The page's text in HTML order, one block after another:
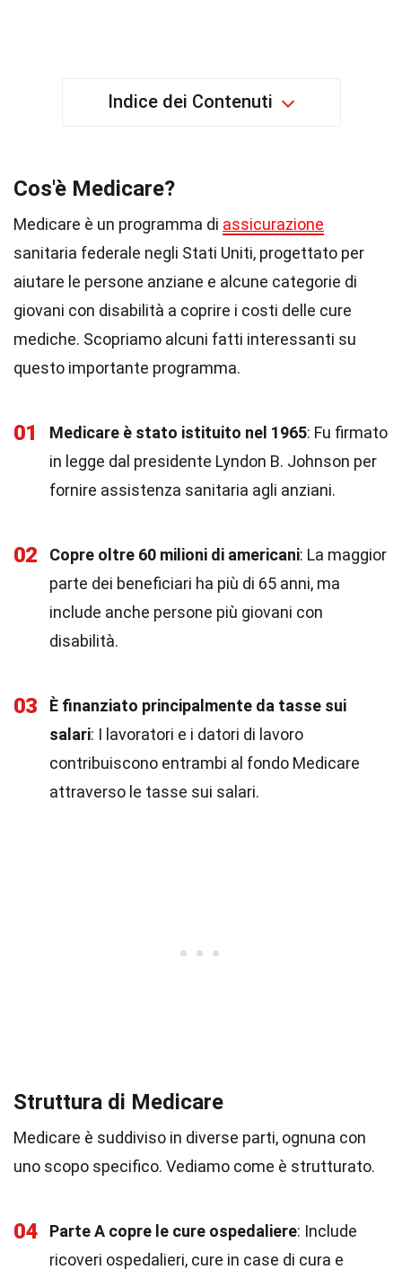
Indice dei Contenuti
Cos'è Medicare?
Medicare è un programma di assicurazione
sanitaria federale negli Stati Uniti, progettato per
aiutare le persone anziane e alcune categorie di
giovani con disabilità a coprire i costi delle cure
mediche. Scopriamo alcuni fatti interessanti su
questo importante programma.
01 Medicare è stato istituito nel 1965: Fu firmato
in legge dal presidente Lyndon B. Johnson per
fornire assistenza sanitaria agli anziani.
02 Copre oltre 60 milioni di americani: La maggior
parte dei beneficiari ha più di 65 anni, ma
include anche persone più giovani con
disabilità.
03
È finanziato principalmente da tasse sui
salari: I lavoratori e i datori di lavoro
contribuiscono entrambi al fondo Medicare
attraverso le tasse sui salari.
Struttura di Medicare
Medicare è suddiviso in diverse parti, ognuna con
uno scopo specifico. Vediamo come è strutturato.
04 Parte A copre le cure ospedaliere: Include
ricoveri ospedalieri, cure in case di cura e